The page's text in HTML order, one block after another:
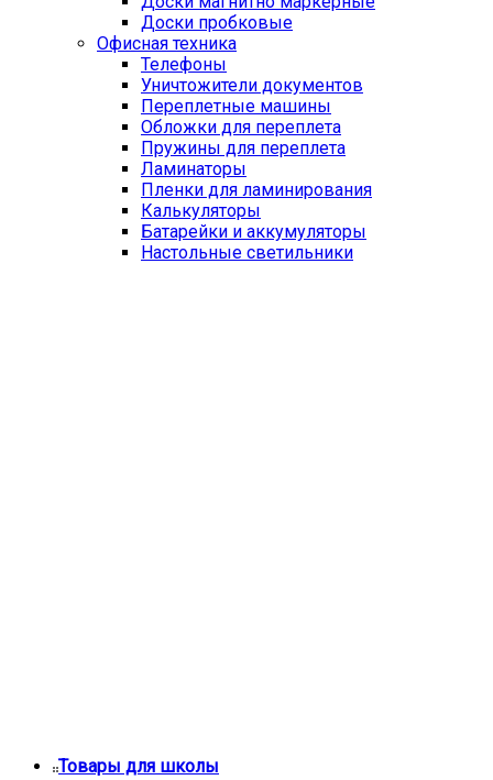
Доски пробковые
Офисная техника
Телефоны
Уничтожители документов
Переплетные машины
Обложки для переплета
Пружины для переплета
Ламинаторы
Пленки для ламинирования
Калькуляторы
Батарейки и аккумуляторы
Настольные светильники
Товары для школы